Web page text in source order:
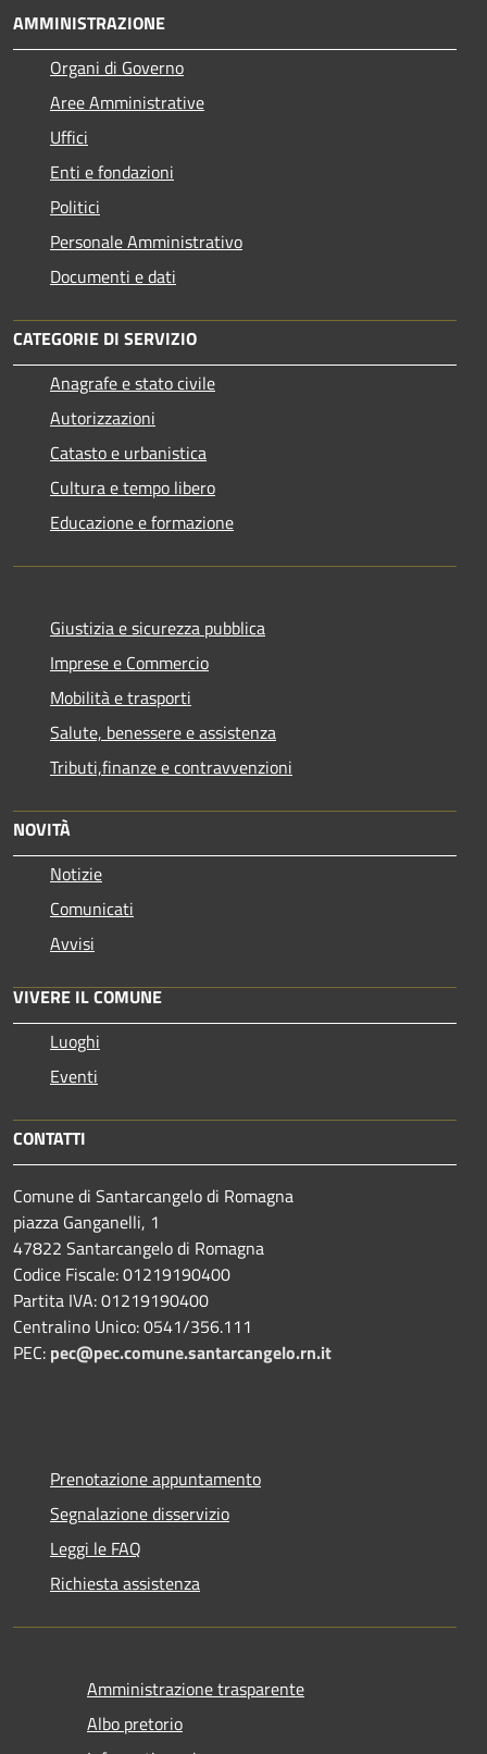
AMMINISTRAZIONE
Organi di Governo
Aree Amministrative
Uffici
Enti e fondazioni
Politici
Personale Amministrativo
Documenti e dati
CATEGORIE DI SERVIZIO
Anagrafe e stato civile
Autorizzazioni
Catasto e urbanistica
Cultura e tempo libero
Educazione e formazione
Giustizia e sicurezza pubblica
Imprese e Commercio
Mobilità e trasporti
Salute, benessere e assistenza
Tributi,finanze e contravvenzioni
NOVITÀ
Notizie
Comunicati
Avvisi
VIVERE IL COMUNE
Luoghi
Eventi
CONTATTI
Comune di Santarcangelo di Romagna
piazza Ganganelli, 1
47822 Santarcangelo di Romagna
Codice Fiscale: 01219190400
Partita IVA: 01219190400
Centralino Unico: 0541/356.111
PEC: pec@pec.comune.santarcangelo.rn.it
Prenotazione appuntamento
Segnalazione disservizio
Leggi le FAQ
Richiesta assistenza
Amministrazione trasparente
Albo pretorio